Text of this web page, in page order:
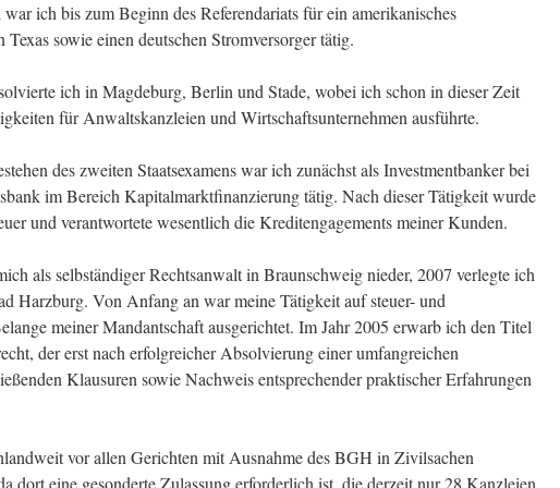
ich bis zum Beginn des Referendariats für ein amerikanisches
sowie einen deutschen Stromversorger tätig.
ich in Magdeburg, Berlin und Stade, wobei ich schon in dieser Zeit
für Anwaltskanzleien und Wirtschaftsunternehmen ausführte.
des zweiten Staatsexamens war ich zunächst als Investmentbanker bei
im Bereich Kapitalmarktfinanzierung tätig. Nach dieser Tätigkeit wurde
und verantwortete wesentlich die Kreditengagements meiner Kunden.
als selbständiger Rechtsanwalt in Braunschweig nieder, 2007 verlegte ich
Harzburg. Von Anfang an war meine Tätigkeit auf steuer- und
meiner Mandantschaft ausgerichtet. Im Jahr 2005 erwarb ich den Titel
der erst nach erfolgreicher Absolvierung einer umfangreichen
Klausuren sowie Nachweis entsprechender praktischer Erfahrungen
vor allen Gerichten mit Ausnahme des BGH in Zivilsachen
dort eine gesonderte Zulassung erforderlich ist, die derzeit nur 28 Kanzleien